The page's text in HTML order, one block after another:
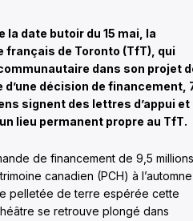
la date butoir du 15 mai, la
français de Toronto (TfT), qui
dans son projet
décision de financement,
signent des lettres d’appui et
lieu permanent propre au TfT.
de financement de 9,5 millions
canadien (PCH) à l’automne
pelletée de terre espérée cette
se retrouve plongé dans